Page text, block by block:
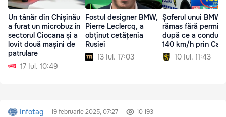
Un tânăr din Chișinău
a furat un microbuz în
sectorul Ciocana și a
lovit două mașini de
patrulare
17 Iul. 10:49
Fostul designer BMW,
Pierre Leclercq, a
obținut cetățenia
Rusiei
13 Iul. 17:03
Șoferul unui BMW a
rămas fără permis
după ce a condus
140 km/h prin
10 Iul. 11:43
Infotag 19 februarie 2025, 07:27 10 193